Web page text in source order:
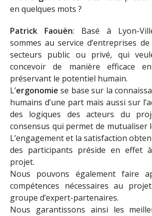
en quelques mots ?
Patrick Faouën: Basé à Lyon-
sommes au service d’entreprises
secteurs public ou privé, qui
concevoir de manière efficace
préservant le potentiel humain.
L’ergonomie se base sur la
humains d’une part mais aussi sur
des logiques des acteurs du
consensus qui permet de mutualiser
L’engagement et la satisfaction
des participants préside en effet
projet.
Nous pouvons également faire
compétences nécessaires au
groupe d’expert-partenaires.
Nous garantissons ainsi les